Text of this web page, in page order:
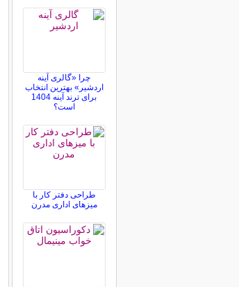
چرا «گالری آینه
اردشیر» بهترین انتخاب
برای ترند آینه 1404
است؟
طراحی دفتر کار با
میزهای اداری مدرن